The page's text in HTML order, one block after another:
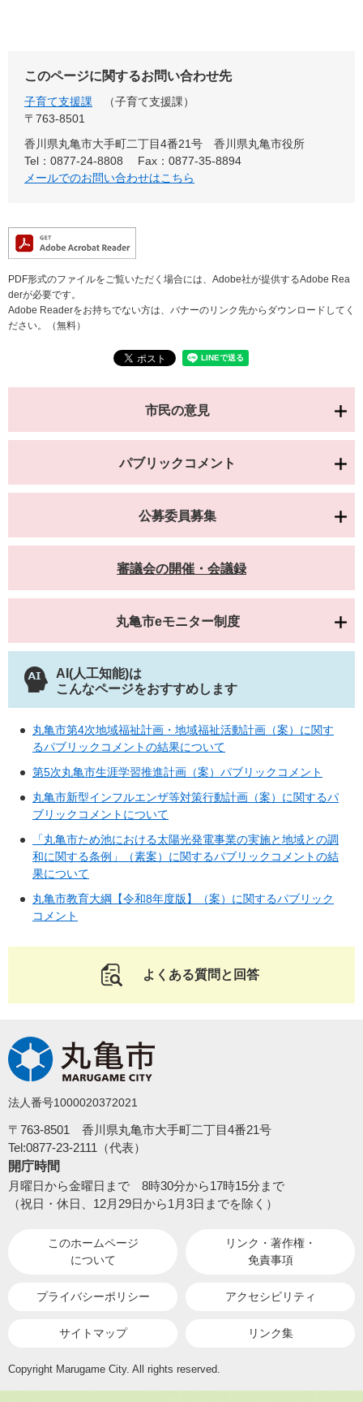
このページに関するお問い合わせ先
子育て支援課
子育て支援課
〒763-8501
香川県丸亀市大手町二丁目4番21号 香川県丸亀市役所
Tel：0877-24-8808
Fax：0877-35-8894
メールでのお問い合わせはこちら
PDF形式のファイルをご覧いただく場合には、Adobe社が提供するAdobe Rea
derが必要です。
Adobe Readerをお持ちでない方は、バナーのリンク先からダウンロードしてく
ださい。（無料）
市民の意見
パブリックコメント
公募委員募集
審議会の開催・会議録
丸亀市eモニター制度
AI(人工知能)は
こんなページをおすすめします
丸亀市第4次地域福祉計画・地域福祉活動計画（案）に関す
るパブリックコメントの結果について
第5次丸亀市生涯学習推進計画（案）パブリックコメント
丸亀市新型インフルエンザ等対策行動計画（案）に関するパ
ブリックコメントについて
「丸亀市ため池における太陽光発電事業の実施と地域との調
和に関する条例」（素案）に関するパブリックコメントの結
果について
丸亀市教育大綱【令和8年度版】（案）に関するパブリック
コメント
よくある質問と回答
法人番号1000020372021
〒763-8501 香川県丸亀市大手町二丁目4番21号
Tel:0877-23-2111（代表）
開庁時間
月曜日から金曜日まで 8時30分から17時15分まで
（祝日・休日、12月29日から1月3日までを除く）
このホームページ
について
リンク・著作権・
免責事項
プライバシーポリシー アクセシビリティ
サイトマップ リンク集
Copyright Marugame City. All rights reserved.